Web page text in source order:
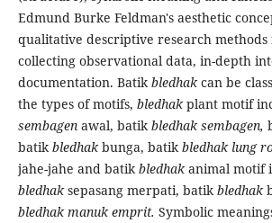
Edmund Burke Feldman's aesthetic
qualitative descriptive research
collecting observational data, in-depth
documentation. Batikbledhakcan be
the types of motifs, bledhakplant motif
sembagen awal, batikbledhak sembagen,
batikbledhakbunga, batikbledhak lung
jahe-jahe and batikbledhakanimal motif
bledhaksepasang merpati, batikbledhak
bledhak manuk emprit. Symbolic